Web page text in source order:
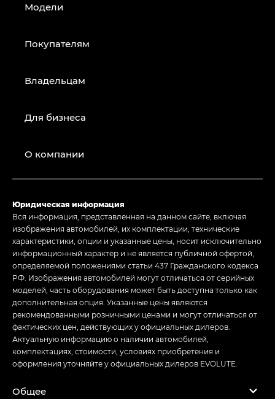
Модели
Покупателям
Владельцам
Для бизнеса
О компании
Юридическая информация
Вся информация, представленная на данном сайте, включая
изображения автомобилей, их комплектации, технические
характеристики, опции и указанные цены, носит исключительно
информационный характер и не является публичной офертой,
определяемой положениями статьи 437 Гражданского кодекса
РФ. Изображения автомобилей могут отличаться от серийных
моделей, часть оборудования может быть доступна только как
дополнительная опция. Указанные цены являются
рекомендованными розничными ценами и могут отличаться от
фактических цен, действующих у официальных дилеров.
Актуальную информацию о наличии автомобилей,
комплектациях, стоимости, условиях приобретения и
оформления уточняйте у официальных дилеров EVOLUTE.
Общее